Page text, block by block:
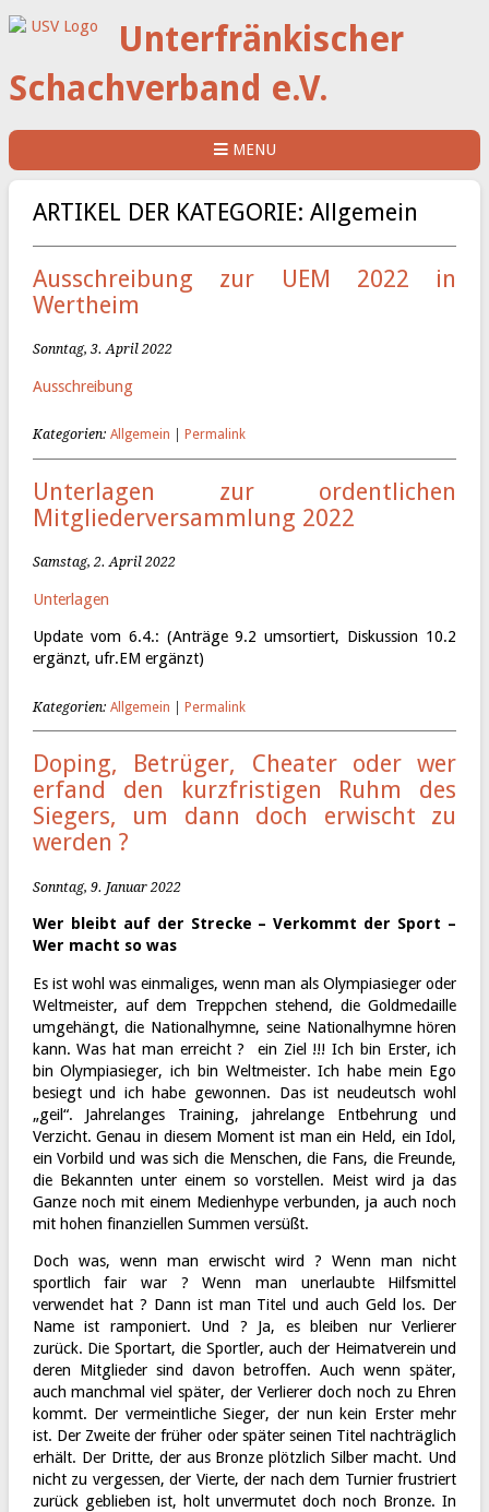
Unterfränkischer
Schachverband e.V.
MENU
ARTIKEL DER KATEGORIE: Allgemein
Ausschreibung zur UEM 2022 in
Wertheim
Sonntag, 3. April 2022
Ausschreibung
Kategorien: Allgemein Permalink
Unterlagen zur ordentlichen
Mitgliederversammlung 2022
Samstag, 2. April 2022
Unterlagen
Update vom 6.4.: (Anträge 9.2 umsortiert, Diskussion 10.2
ergänzt, ufr.EM ergänzt)
Kategorien: Allgemein Permalink
Doping, Betrüger, Cheater oder wer
erfand den kurzfristigen Ruhm des
Siegers, um dann doch erwischt zu
werden ?
Sonntag, 9. Januar 2022
Wer bleibt auf der Strecke – Verkommt der Sport –
Wer macht so was
Es ist wohl was einmaliges, wenn man als Olympiasieger oder
Weltmeister, auf dem Treppchen stehend, die Goldmedaille
umgehängt, die Nationalhymne, seine Nationalhymne hören
kann. Was hat man erreicht ? ein Ziel !!! Ich bin Erster, ich
bin Olympiasieger, ich bin Weltmeister. Ich habe mein Ego
besiegt und ich habe gewonnen. Das ist neudeutsch wohl
„geil“. Jahrelanges Training, jahrelange Entbehrung und
Verzicht. Genau in diesem Moment ist man ein Held, ein Idol,
ein Vorbild und was sich die Menschen, die Fans, die Freunde,
die Bekannten unter einem so vorstellen. Meist wird ja das
Ganze noch mit einem Medienhype verbunden, ja auch noch
mit hohen finanziellen Summen versüßt.
Doch was, wenn man erwischt wird ? Wenn man nicht
sportlich fair war ? Wenn man unerlaubte Hilfsmittel
verwendet hat ? Dann ist man Titel und auch Geld los. Der
Name ist ramponiert. Und ? Ja, es bleiben nur Verlierer
zurück. Die Sportart, die Sportler, auch der Heimatverein und
deren Mitglieder sind davon betroffen. Auch wenn später,
auch manchmal viel später, der Verlierer doch noch zu Ehren
kommt. Der vermeintliche Sieger, der nun kein Erster mehr
ist. Der Zweite der früher oder später seinen Titel nachträglich
erhält. Der Dritte, der aus Bronze plötzlich Silber macht. Und
nicht zu vergessen, der Vierte, der nach dem Turnier frustriert
zurück geblieben ist, holt unvermutet doch noch Bronze. In